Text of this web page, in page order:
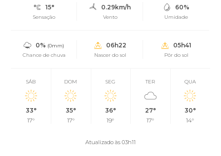
15°
Sensação
0.29km/h
Vento
60%
Umidade
0% (0mm)
Chance de chuva
06h22
Nascer do sol
05h41
Pôr do sol
SÁB
33°
17°
DOM
35°
17°
SEG
36°
19°
TER
27°
17°
QUA
30°
14°
Atualizado às 03h11